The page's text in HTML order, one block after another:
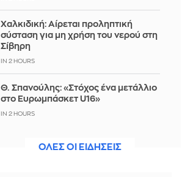
Χαλκιδική: Αίρεται προληπτική
σύσταση για μη χρήση του νερού στη
Σίβηρη
IN 2 HOURS
Θ. Σπανούλης: «Στόχος ένα μετάλλιο
στο Ευρωμπάσκετ U16»
IN 2 HOURS
ενεργοποίηση της Κάρτας Αγρότη
ΟΛΕΣ ΟΙ ΕΙΔΗΣΕΙΣ